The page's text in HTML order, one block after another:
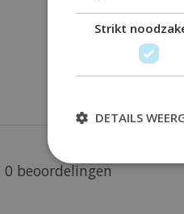
0 beoordelingen
Strikt
DETAILS